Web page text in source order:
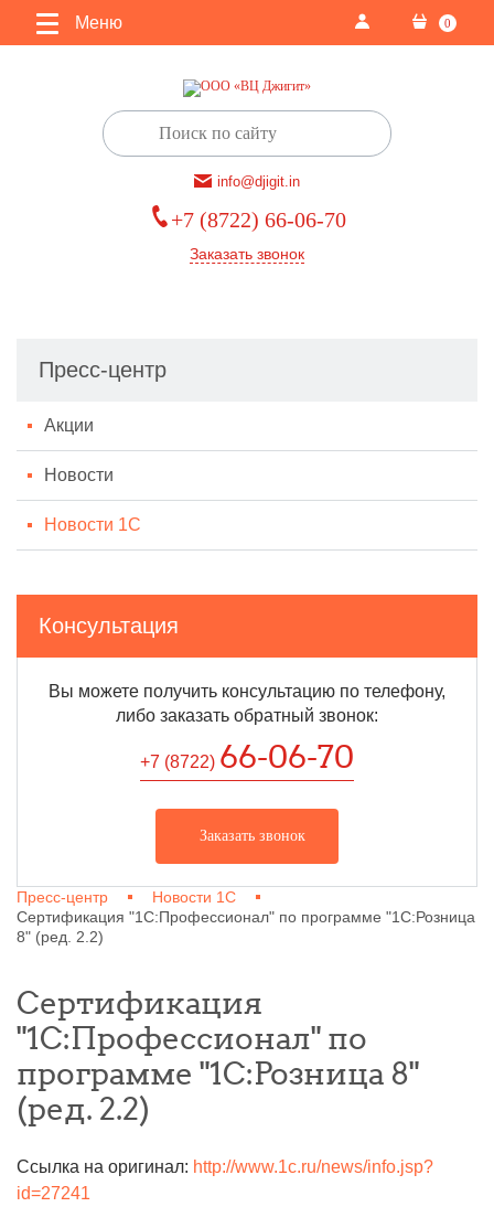
Меню 0
info@djigit.in
+7 (8722) 66-06-70
Заказать звонок
Пресс-центр
Акции
Новости
Новости 1С
Консультация
Вы можете получить консультацию по телефону,
либо заказать обратный звонок:
+7 (8722) 66-06-70
Заказать звонок
Пресс-центр
Новости 1С
Сертификация "1С:Профессионал" по программе "1С:Розница
8" (ред. 2.2)
Сертификация
"1С:Профессионал" по
программе "1С:Розница 8"
(ред. 2.2)
Ссылка на оригинал: http://www.1c.ru/news/info.jsp?
id=27241